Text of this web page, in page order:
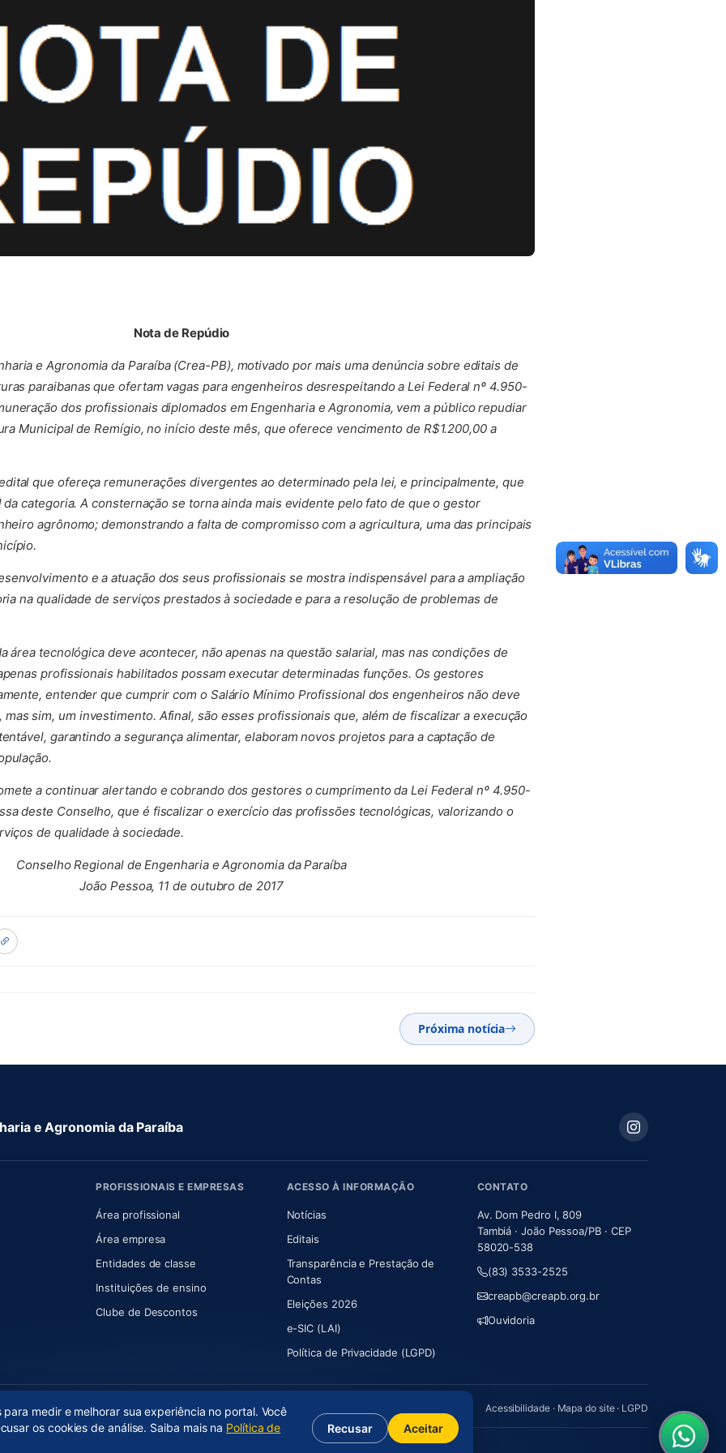
Nota de Repúdio
e Agronomia da Paraíba (Crea-PB), motivado por mais uma denúncia sobre editais de
paraibanas que ofertam vagas para engenheiros desrespeitando a Lei Federal nº 4.950-
dos profissionais diplomados em Engenharia e Agronomia, vem a público repudiar
Municipal de Remígio, no início deste mês, que oferece vencimento de R$1.200,00 a
que ofereça remunerações divergentes ao determinado pela lei, e principalmente, que
categoria. A consternação se torna ainda mais evidente pelo fato de que o gestor
agrônomo; demonstrando a falta de compromisso com a agricultura, uma das principais
e a atuação dos seus profissionais se mostra indispensável para a ampliação
na qualidade de serviços prestados à sociedade e para a resolução de problemas de
área tecnológica deve acontecer, não apenas na questão salarial, mas nas condições de
profissionais habilitados possam executar determinadas funções. Os gestores
entender que cumprir com o Salário Mínimo Profissional dos engenheiros não deve
sim, um investimento. Afinal, são esses profissionais que, além de fiscalizar a execução
garantindo a segurança alimentar, elaboram novos projetos para a captação de
a continuar alertando e cobrando dos gestores o cumprimento da Lei Federal nº 4.950-
deste Conselho, que é fiscalizar o exercício das profissões tecnológicas, valorizando o
de qualidade à sociedade.
Conselho Regional de Engenharia e Agronomia da Paraíba
João Pessoa, 11 de outubro de 2017
Próxima notícia
e Agronomia da Paraíba
PROFISSIONAIS E EMPRESAS
Área profissional
Área empresa
Entidades de classe
Instituições de ensino
Clube de Descontos
ACESSO À INFORMAÇÃO
Notícias
Editais
Transparência e Prestação de
Contas
Eleições 2026
e-SIC (LAI)
Política de Privacidade (LGPD)
CONTATO
Av. Dom Pedro I, 809
Tambiá · João Pessoa/PB · CEP
58020-538
(83) 3533-2525
creapb@creapb.org.br
Ouvidoria
Acessibilidade· Mapa do site· LGPD
(abre em nova aba)
para medir e melhorar sua experiência no portal. Você
os cookies de análise. Saiba mais na Política de Recusar Aceitar